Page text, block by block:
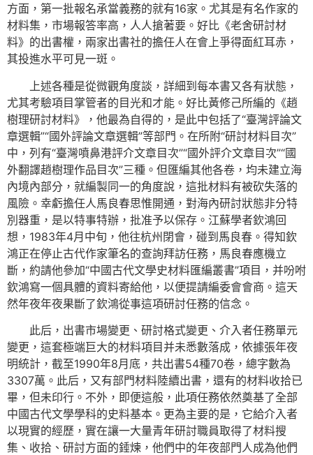
方面，第一批報名承當義務的就有16家。尤其是有名作家的
材料集，市場報答率高，人人搶著要。好比《老舍研討材
料》的出書權，兩家出書社的擔任人在會上爭得面紅耳赤，
其投進水平可見一斑。
上述各種是從微觀角度談，詳細到每本書又各有狀態，
尤其考驗項目掌管者的目光和才能。好比黃修己所編的《趙
樹理研討材料》，他最為自得的，是此中包括了“臺灣評論文
章選輯”“國外評論文章選輯”等部門。在所附“研討材料目次”
中，列有“臺灣噴鼻港評介文章目次”“國外評介文章目次”“國
外翻譯趙樹理作品目次”三種。但匯編其他各卷，均未建立海
內境內部分，就編製同一的角度說，這批材料有被砍失落的
風險。幸虧擔任人馬良春思惟開通，對海內研討狀態非分特
別器重，是以特事特辦，批准予以保存。江蘇學者欽鴻回
想，1983年4月中旬，他往杭州閉會，碰到馬良春。得知欽
鴻正在停止古代作家筆名的查詢拜訪任務，馬良春應機立
斷，約請他參加“中國古代文學史材料匯編叢書”項目，并吩咐
欽鴻寫一個具體的資料寄給他，以便提請編委會會商。這天
然年夜年夜果斷了欽鴻從事這項研討任務的信念。
此后，出書市場變更、研討格式變更、介入者任務單元
變更，這套極端巨大的材料項目并未悉數落成，依據張年夜
明統計，截至1990年8月底，共出書54種70卷，總字數為
3307萬。此后，又有部門材料陸續出書，還有的材料收拾已
畢，但未印行。不外，即便這般，此項任務依然奠基了全部
中國古代文學學科的史料基本。更為主要的是，它給介入者
以現實的經歷，實在讓一大量青年研討職員取得了材料搜
集、收拾、研討方面的錘煉，他們中的年夜部門人成為他們